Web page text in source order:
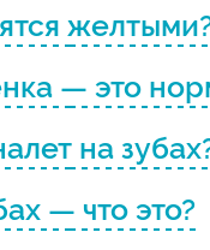
— это
на
— что это?